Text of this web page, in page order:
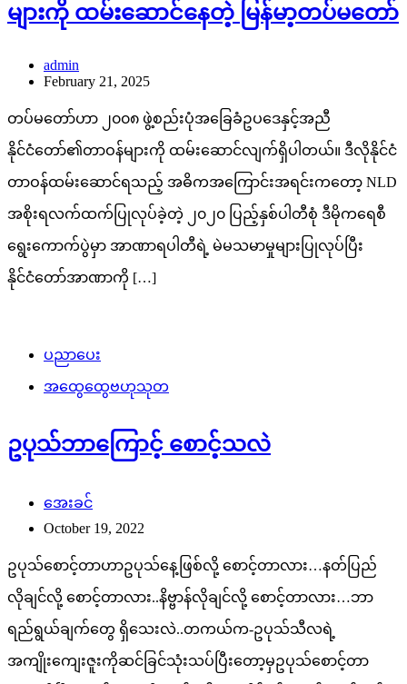
များကို ထမ်းဆောင်နေတဲ့ မြန်မာ့တပ်မတော်
admin
February 21, 2025
တပ်မတော်ဟာ ၂၀၀၈ ဖွဲ့စည်းပုံအခြေခံဥပဒေနှင့်အညီ
နိုင်ငံတော်၏တာဝန်များကို ထမ်းဆောင်လျက်ရှိပါတယ်။ ဒီလိုနိုင်ငံ
တာဝန်ထမ်းဆောင်ရသည့် အဓိကအကြောင်းအရင်းကတော့ NLD
အစိုးရလက်ထက်ပြုလုပ်ခဲ့တဲ့ ၂၀၂၀ ပြည့်နှစ်ပါတီစုံ ဒီမိုကရေစီ
ရွေးကောက်ပွဲမှာ အာဏာရပါတီရဲ့ မဲမသမာမှုများပြုလုပ်ပြီး
နိုင်ငံတော်အာဏာကို […]
ပညာပေး
အထွေထွေဗဟုသုတ
ဥပုသ်ဘာကြောင့် စောင့်သလဲ
အေးခင်
October 19, 2022
ဥပုသ်စောင့်တာဟာဥပုသ်နေ့ဖြစ်လို့ စောင့်တာလား…နတ်ပြည်
လိုချင်လို့ စောင့်တာလား..နိဗ္ဗာန်လိုချင်လို့ စောင့်တာလား…ဘာ
ရည်ရွယ်ချက်တွေ ရှိသေးလဲ..တကယ်က-ဥပုသ်သီလရဲ့
အကျိုးကျေးဇူးကိုဆင်ခြင်သုံးသပ်ပြီးတော့မှဥပုသ်စောင့်တာ